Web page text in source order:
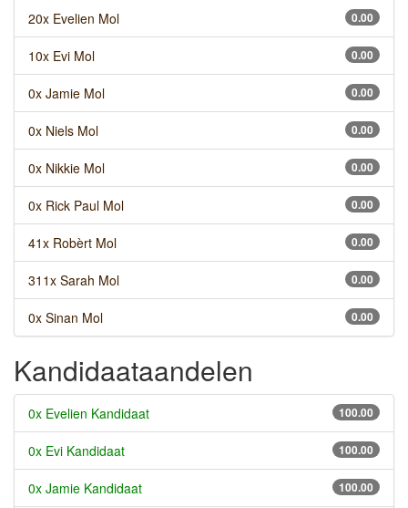
0.00
20x Evelien Mol
0.00
10x Evi Mol
0.00
0x Jamie Mol
0.00
0x Niels Mol
0.00
0x Nikkie Mol
0.00
0x Rick Paul Mol
0.00
41x Robèrt Mol
0.00
311x Sarah Mol
0.00
0x Sinan Mol
Kandidaataandelen
100.00
0x Evelien Kandidaat
100.00
0x Evi Kandidaat
100.00
0x Jamie Kandidaat